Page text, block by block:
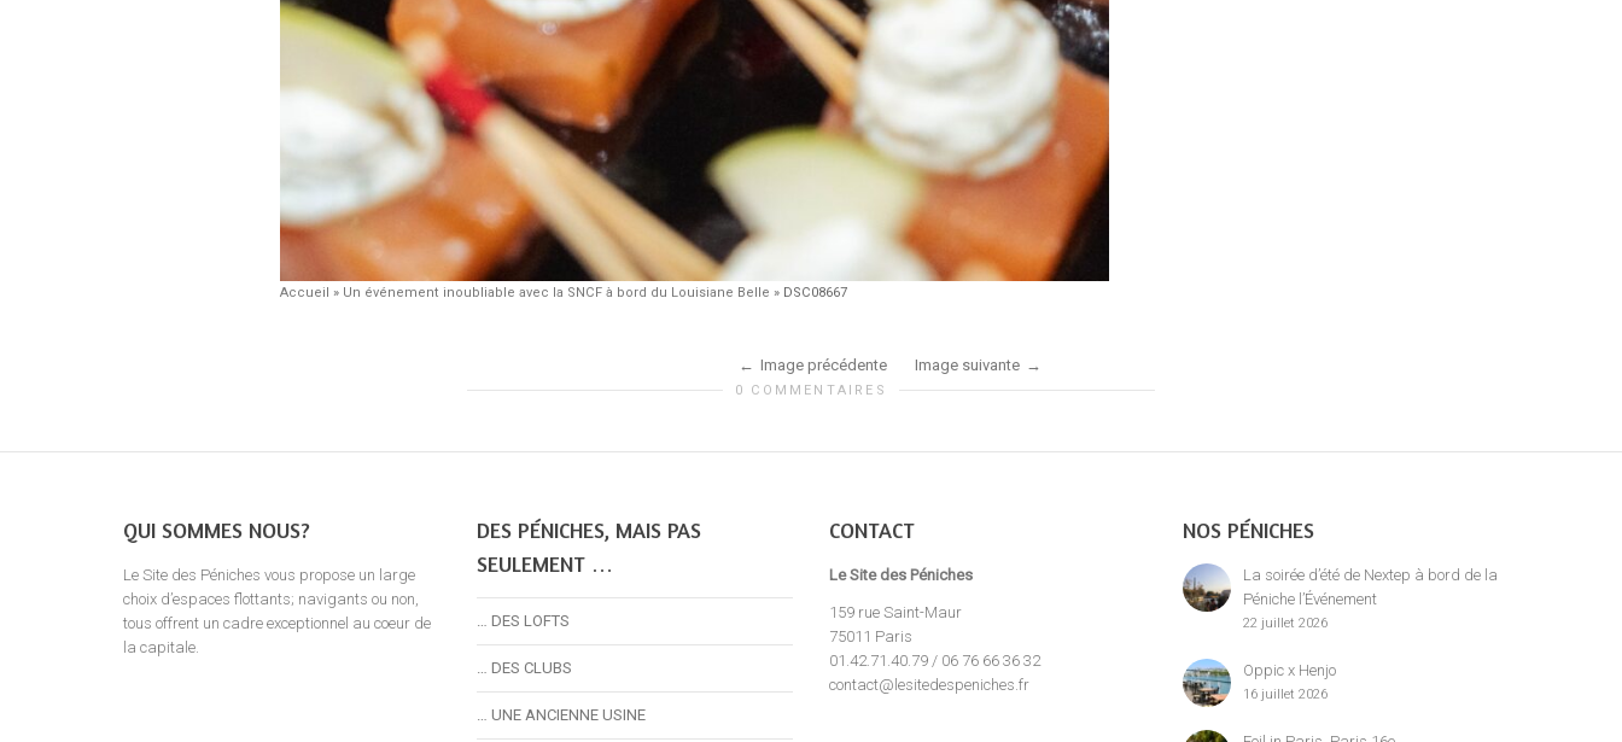
Accueil » Un événement inoubliable avec la SNCF à bord du Louisiane Belle » DSC08667
Image précédente Image suivante
0 COMMENTAIRES
QUI SOMMES NOUS?
Le Site des Péniches vous propose un large
choix d’espaces flottants; navigants ou non,
tous offrent un cadre exceptionnel au coeur de
la capitale.
DES PÉNICHES, MAIS PAS
SEULEMENT …
… DES LOFTS
… DES CLUBS
… UNE ANCIENNE USINE
CONTACT
Le Site des Péniches
159 rue Saint-Maur
75011 Paris
01.42.71.40.79 / 06 76 66 36 32
contact@lesitedespeniches.fr
NOS PÉNICHES
La soirée d’été de Nextep à bord de la
Péniche l’Événement
22 juillet 2026
Oppic x Henjo
16 juillet 2026